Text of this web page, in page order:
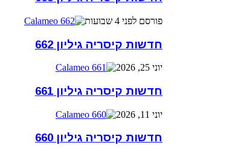
פורסם לפני 4 שבועות
חדשות קיסריה גיליון 662
יוני 25, 2026
חדשות קיסריה גיליון 661
יוני 11, 2026
חדשות קיסריה גיליון 660